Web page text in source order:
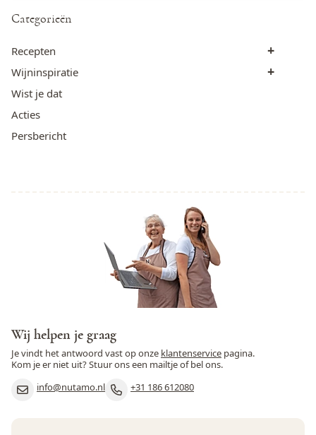
Categorieën
Recepten +
Wijninspiratie +
Wist je dat
Acties
Persbericht
Wij helpen je graag
Je vindt het antwoord vast op onze klantenservice pagina.
Kom je er niet uit? Stuur ons een mailtje of bel ons.
info@nutamo.nl
+31 186 612080